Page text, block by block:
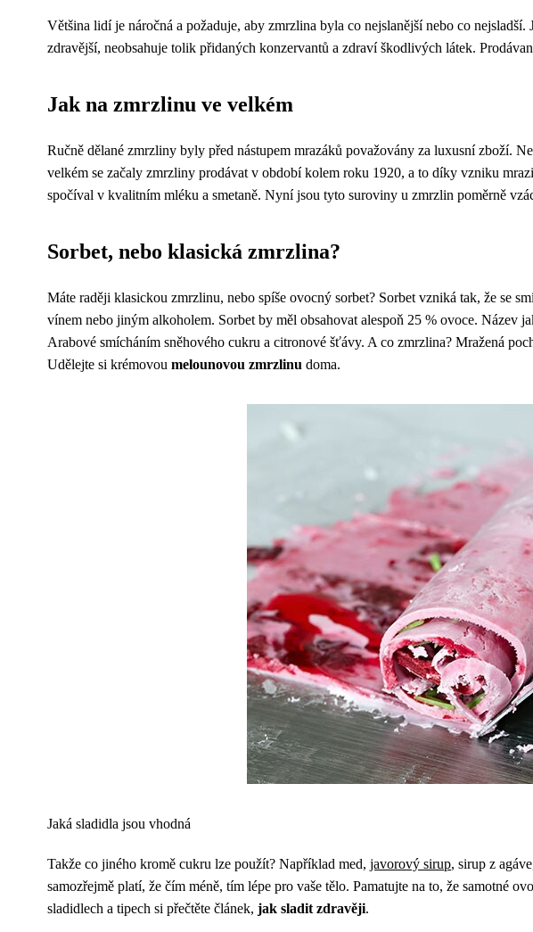
Většina lidí je náročná a požaduje, aby zmrzlina byla co nejslanější nebo co
zdravější, neobsahuje tolik přidaných konzervantů a zdraví škodlivých látek.
Jak na zmrzlinu ve velkém
Ručně dělané zmrzliny byly před nástupem mrazáků považovány za luxusní zboží.
velkém se začaly zmrzliny prodávat v období kolem roku 1920, a to díky vzniku
spočíval v kvalitním mléku a smetaně. Nyní jsou tyto suroviny u zmrzlin poměrně
Sorbet, nebo klasická zmrzlina?
Máte raději klasickou zmrzlinu, nebo spíše ovocný sorbet? Sorbet vzniká tak, že se
vínem nebo jiným alkoholem. Sorbet by měl obsahovat alespoň 25 % ovoce. Název
Arabové smícháním sněhového cukru a citronové šťávy. A co zmrzlina? Mražená
Udělejte si krémovou melounovou zmrzlinu doma.
Jaká sladidla jsou vhodná
Takže co jiného kromě cukru lze použít? Například med, javorový sirup, sirup z
samozřejmě platí, že čím méně, tím lépe pro vaše tělo. Pamatujte na to, že samotné
sladidlech a tipech si přečtěte článek, jak sladit zdravěji.